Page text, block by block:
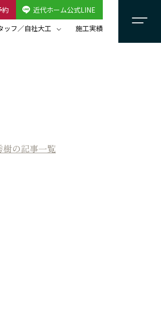
約
近代ホーム公式LINE
ッフ／自社大工 施工実績
CLOSE×
樹の記事一覧